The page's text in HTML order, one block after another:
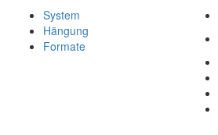
System
Hängung
Formate